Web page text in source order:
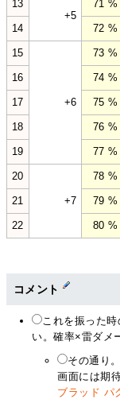
13
+5
71 %
14 72 %
15
+6
73 %
16 74 %
17 75 %
18 76 %
19 77 %
20
+7
78 %
21 79 %
22 80 %
コメント
これを振った
い。確率×雷ダメ
その通り
画面には期
ブラッド パ